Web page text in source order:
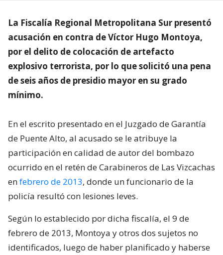
La Fiscalía Regional Metropolitana Sur presentó
acusación en contra de Víctor Hugo Montoya,
por el delito de colocación de artefacto
explosivo terrorista, por lo que solicitó una pena
de seis años de presidio mayor en su grado
mínimo.
En el escrito presentado en el Juzgado de Garantía
de Puente Alto, al acusado se le atribuye la
participación en calidad de autor del bombazo
ocurrido en el retén de Carabineros de Las Vizcachas
enfebrero de 2013, donde un funcionario de la
policía resultó con lesiones leves.
Según lo establecido por dicha fiscalía, el 9 de
febrero de 2013, Montoya y otros dos sujetos no
identificados, luego de haber planificado y haberse